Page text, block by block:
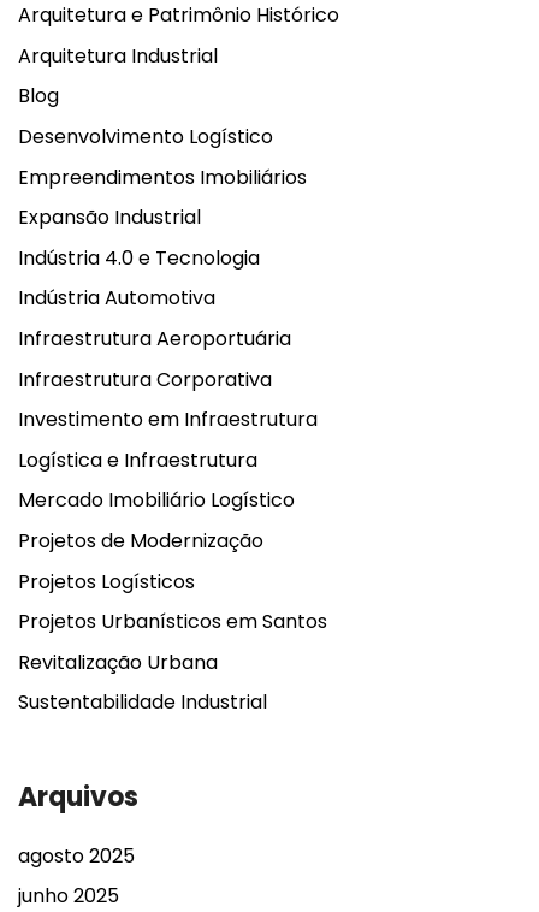
Arquitetura e Patrimônio Histórico
Arquitetura Industrial
Blog
Desenvolvimento Logístico
Empreendimentos Imobiliários
Expansão Industrial
Indústria 4.0 e Tecnologia
Indústria Automotiva
Infraestrutura Aeroportuária
Infraestrutura Corporativa
Investimento em Infraestrutura
Logística e Infraestrutura
Mercado Imobiliário Logístico
Projetos de Modernização
Projetos Logísticos
Projetos Urbanísticos em Santos
Revitalização Urbana
Sustentabilidade Industrial
Arquivos
agosto 2025
junho 2025